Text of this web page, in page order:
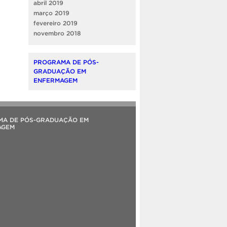
abril 2019
março 2019
fevereiro 2019
novembro 2018
PROGRAMA DE PÓS-
GRADUAÇÃO EM
ENFERMAGEM
DE PÓS-GRADUAÇÃO EM